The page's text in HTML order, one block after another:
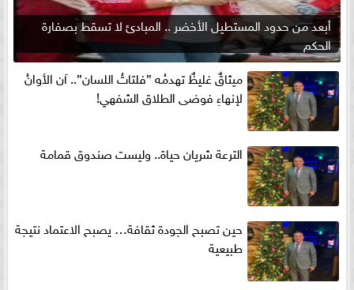
أبعد من حدود المستطيل الأخضر .. المبادئ لا تسقط بصفارة
الحكم
ميثاقٌ غليظٌ تهدمُه ”فلتاتُ اللسان”.. آن الأوانُ
لإنهاءِ فوضى الطلاق الشفهي!
الترعة شريان حياة.. وليست صندوق قمامة
حين تصبح الجودة ثقافة… يصبح الاعتماد نتيجة
طبيعية